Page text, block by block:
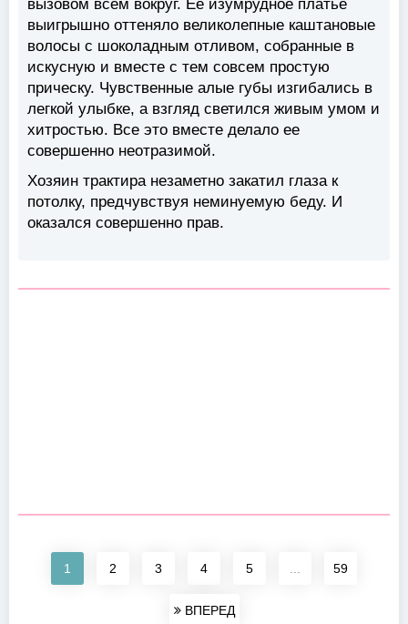
вызовом всем вокруг. Ее изумрудное платье
выигрышно оттеняло великолепные каштановые
волосы с шоколадным отливом, собранные в
искусную и вместе с тем совсем простую
прическу. Чувственные алые губы изгибались в
легкой улыбке, а взгляд светился живым умом и
хитростью. Все это вместе делало ее
совершенно неотразимой.
Хозяин трактира незаметно закатил глаза к
потолку, предчувствуя неминуемую беду. И
оказался совершенно прав.
1 2 3 4 5 59
ВПЕРЕД